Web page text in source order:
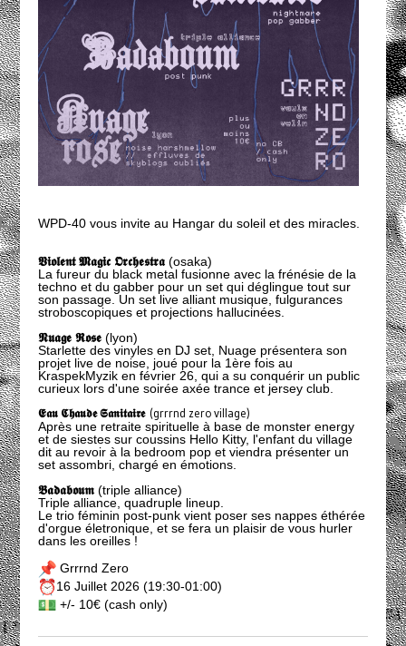
WPD-40 vous invite au Hangar du soleil et des miracles.
𝖁𝖎𝖔𝖑𝖊𝖓𝖙 𝕸𝖆𝖌𝖎𝖈 𝕺𝖗𝖈𝖍𝖊𝖘𝖙𝖗𝖆(osaka)
La fureur du black metal fusionne avec la frénésie de la
techno et du gabber pour un set qui déglingue tout sur
son passage. Un set live alliant musique, fulgurances
stroboscopiques et projections hallucinées.
𝕹𝖚𝖆𝖌𝖊 𝕽𝖔𝖘𝖊(lyon)
Starlette des vinyles en DJ set, Nuage présentera son
projet live de noise, joué pour la 1ère fois au
KraspekMyzik en février 26, qui a su conquérir un public
curieux lors d'une soirée axée trance et jersey club.
𝕰𝖆𝖚 𝕮𝖍𝖆𝖚𝖉𝖊 𝕾𝖆𝖓𝖎𝖙𝖆𝖎𝖗𝖊 (grrrnd zero village)
Après une retraite spirituelle à base de monster energy
et de siestes sur coussins Hello Kitty, l'enfant du village
dit au revoir à la bedroom pop et viendra présenter un
set assombri, chargé en émotions.
𝕭𝖆𝖉𝖆𝖇𝖔𝖚𝖒(triple alliance)
Triple alliance, quadruple lineup.
Le trio féminin post-punk vient poser ses nappes éthérée
d'orgue életronique, et se fera un plaisir de vous hurler
dans les oreilles !
Grrrnd Zero
16 Juillet 2026 (19:30-01:00)
+/- 10€ (cash only)